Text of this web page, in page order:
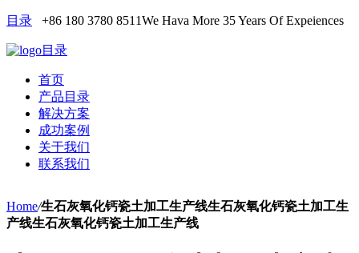
目录 +86 180 3780 8511We Hava More 35 Years Of Expeiences
目录
首页
产品目录
解决方案
成功案例
关于我们
联系我们
Home/生石灰氧化钙瓷土加工生产线生石灰氧化钙瓷土加工生
产线生石灰氧化钙瓷土加工生产线